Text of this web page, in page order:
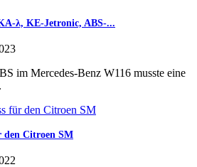
λ, KE-Jetronic, ABS-...
im Mercedes-Benz W116 musste eine
den Citroen SM